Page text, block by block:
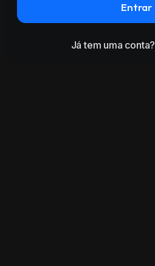
Entrar
Já tem uma conta?